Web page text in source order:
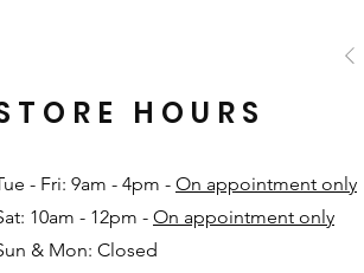
- Fri: 9am - 4pm - On appointment only
10am - 12pm - On appointment only
& Mon: Closed​
HOURS